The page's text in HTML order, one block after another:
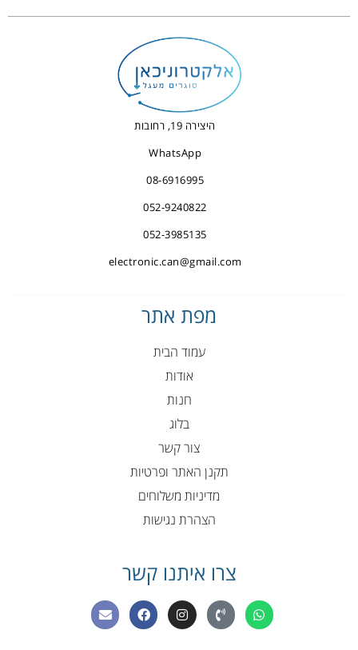
היצירה 19, רחובות
WhatsApp
08-6916995
052-9240822
052-3985135
electronic.can@gmail.com
מפת אתר
עמוד הבית
אודות
חנות
בלוג
צור קשר
תקנן האתר ופרטיות
מדיניות משלוחים
הצהרת נגישות
צרו איתנו קשר
W
h
a
P
h
o
I
n
s
F
a
c
E
n
v